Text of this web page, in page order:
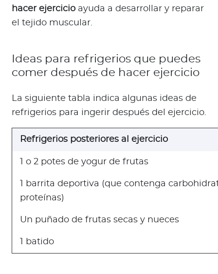
hacer ejercicio ayuda a desarrollar y reparar
el tejido muscular.
Ideas para refrigerios que puedes
comer después de hacer ejercicio
La siguiente tabla indica algunas ideas de
refrigerios para ingerir después del ejercicio.
Refrigerios posteriores al ejercicio
1 o 2 potes de yogur de frutas
1 barrita deportiva (que contenga
proteínas)
Un puñado de frutas secas y nueces
1 batido